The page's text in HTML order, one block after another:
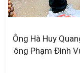
Ông Hà Huy
ông Phạm Đình